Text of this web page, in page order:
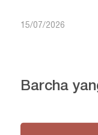
15/07/2026
Barcha